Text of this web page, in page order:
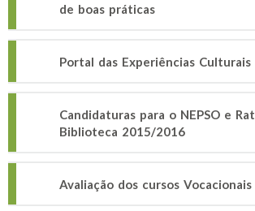
de boas práticas
Portal das Experiências Culturais
Candidaturas para o NEPSO e
Biblioteca 2015/2016
Avaliação dos cursos Vocacionais